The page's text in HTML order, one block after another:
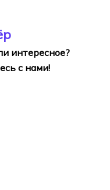
интересное?
с нами!